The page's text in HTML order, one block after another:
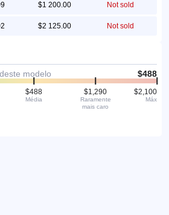
$1 200.00 Not sold
$2 125.00 Not sold
modelo $488
$488
Média
$1,290
Raramente
mais caro
$2,100
Máx